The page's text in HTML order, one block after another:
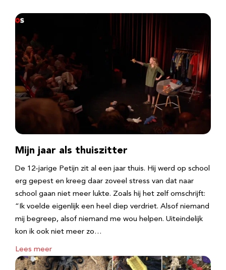
Mijn jaar als thuiszitter
De 12-jarige Petijn zit al een jaar thuis. Hij werd op school
erg gepest en kreeg daar zoveel stress van dat naar
school gaan niet meer lukte. Zoals hij het zelf omschrijft:
“Ik voelde eigenlijk een heel diep verdriet. Alsof niemand
mij begreep, alsof niemand me wou helpen. Uiteindelijk
kon ik ook niet meer zo…
Lees meer